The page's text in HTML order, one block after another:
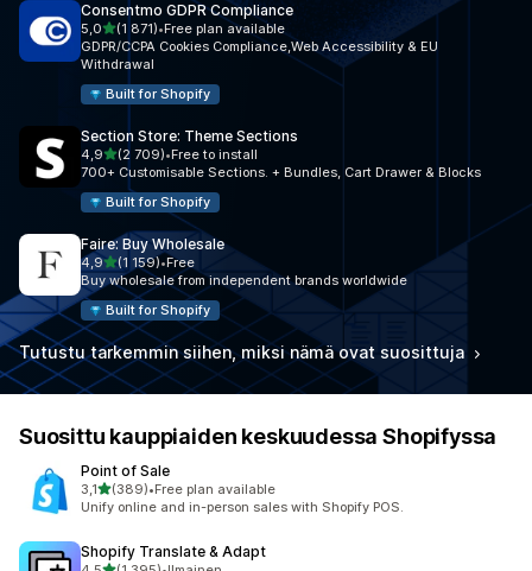
Consentmo GDPR Compliance
5,0/ 5 tähteä
(1 871)
1871 arvostelua yhteensä
•Free plan available
GDPR/CCPA Cookies Compliance,Web Accessibility & EU
Withdrawal
Built for Shopify
Section Store: Theme Sections
4,9/ 5 tähteä
(2 709)
2709 arvostelua yhteensä
•Free to install
700+ Customisable Sections. + Bundles, Cart Drawer & Blocks
Built for Shopify
Faire: Buy Wholesale
4,9/ 5 tähteä
(1 159)
1159 arvostelua yhteensä
•Free
Buy wholesale from independent brands worldwide
Built for Shopify
Tutustu tarkemmin siihen, miksi nämä ovat suosittuja
Suosittu kauppiaiden keskuudessa Shopifyssa
Point of Sale
3,1/ 5 tähteä
(389)
389 arvostelua yhteensä
•Free plan available
Unify online and in-person sales with Shopify POS.
Shopify Translate & Adapt